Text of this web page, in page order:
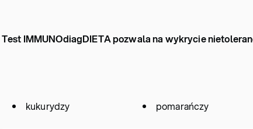
Test IMMUNOdiagDIETA pozwala na wykrycie
kukurydzy pomarańczy